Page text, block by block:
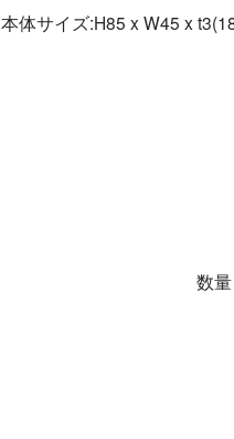
本体サイズ:H85 x W45 x
数量